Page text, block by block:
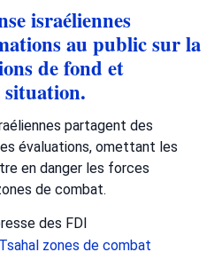
israéliennes
au public sur la
de fond et
situation.
partagent des
évaluations, omettant les
en danger les forces
de combat.
des FDI
Tsahal zones de combat